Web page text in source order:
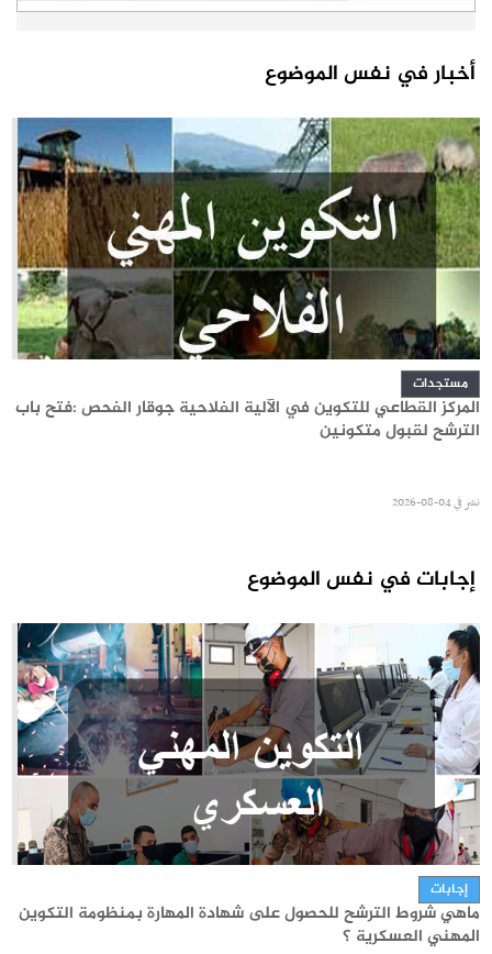
أخبار في نفس الموضوع
مستجدات
المركز القطاعي للتكوين في الآلية الفلاحية جوقار الفحص :فتح باب
الترشح لقبول متكونين
نشر في04-08-2026
مستجدات
المركز القطاعي للتكوين في الآلية الفلاحية جوقار الفحص : دورة
سبتمبر 2026
نشر في04-08-2026
إجابات في نفس الموضوع
إجابات
ماهي شروط الترشح للحصول على شهادة المهارة بمنظومة التكوين
المهني العسكرية ؟